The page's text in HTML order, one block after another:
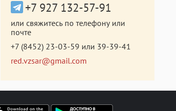
+7 927 132-57-91
или свяжитесь по телефону или
почте
+7 (8452) 23-03-59 или 39-39-41
red.vzsar@gmail.com